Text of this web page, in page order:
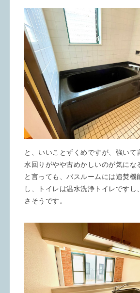
と、いいことずくめですが、強いて
水回りがやや古めかしいのが気にな
と言っても、バスルームには追焚機
し、トイレは温水洗浄トイレですし
さそうです。